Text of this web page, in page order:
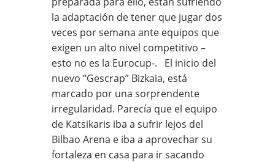
la adaptación de tener que jugar dos
veces por semana ante equipos que
exigen un alto nivel competitivo –
esto no es la Eurocup-. El inicio del
nuevo “Gescrap” Bizkaia, está
marcado por una sorprendente
irregularidad. Parecía que el equipo
de Katsikaris iba a sufrir lejos del
Bilbao Arena e iba a aprovechar su
fortaleza en casa para ir sacando